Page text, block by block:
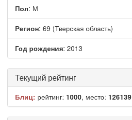
Пол: М
Регион: 69 (Тверская область)
Год рождения: 2013
Текущий рейтинг
Блиц: рейтинг: 1000, место: 126139